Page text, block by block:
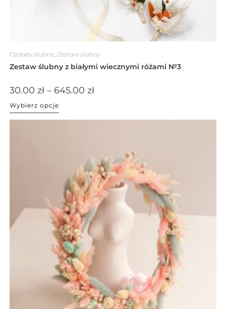
Ozdoby ślubne, Zestaw ślubny
Zestaw ślubny z białymi wiecznymi różami №3
30.00 zł – 645.00 zł
Wybierz opcje